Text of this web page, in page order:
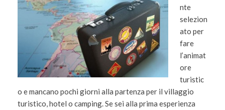
nte
selezion
ato per
fare
l’animat
ore
turistic
o e mancano pochi giorni alla partenza per il villaggio
turistico, hotel o camping. Se sei alla prima esperienza